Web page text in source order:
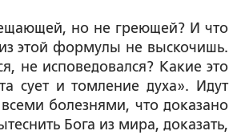
но не греющей? И что
этой формулы не выскочишь.
не исповедовался? Какие это
сует и томление духа». Идут
болезнями, что доказано
Бога из мира, доказать,